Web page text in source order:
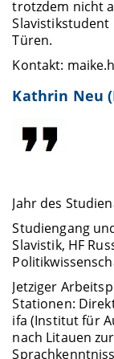
trotzdem nicht
Türen.
Kontakt:
Kathrin Neu
Jahr des
Studiengang
Slavistik, HF
Jetziger
Stationen:
ifa (Institut für
nach Litauen